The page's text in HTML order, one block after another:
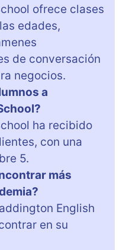
ofrece clases
edades,
de conversación
negocios.
a
ha recibido
con una
5.
más
English
en su